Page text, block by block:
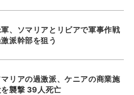
、ソマリアとリビアで軍事作戦
派幹部を狙う
マリアの過激派、ケニアの商業施
襲撃 39人死亡